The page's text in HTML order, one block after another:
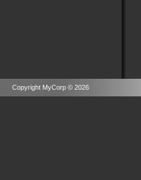
Copyright MyCorp © 2026